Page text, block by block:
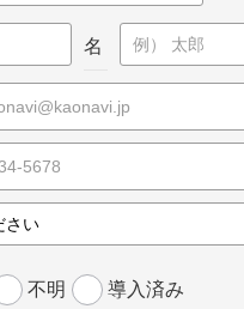
名
不明 導入済み